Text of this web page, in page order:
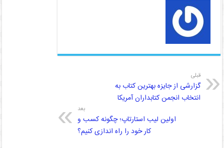
قبلی
گزارشی از جایزه بهترین کتاب به
انتخاب انجمن کتابداران آمریکا
بعد
اولین لیب استارتاپ؛ چگونه کسب و
کار خود را راه اندازی کنیم؟